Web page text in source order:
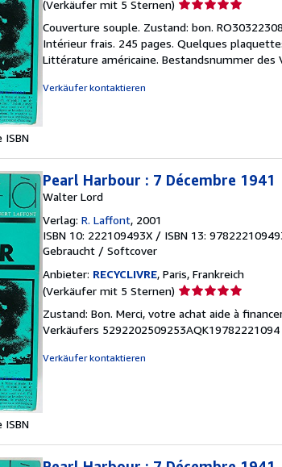
(Verkäufer mit 5 Sternen)
von
5
Sternen
Couverture souple. Zustand: bon.
Intérieur frais. 245 pages. Quelques
Littérature américaine. Bestandsnummer des
Verkäufer kontaktieren
Pearl Harbour : 7 Décembre 1941
Walter Lord
Verlag: R. Laffont, 2001
ISBN 10: 222109493X / ISBN 13:
Gebraucht / Softcover
Anbieter: RECYCLIVRE, Paris, Frankreich
(Verkäufer mit 5 Sternen) Verkäuferbewertung
von
5
Zustand: Bon. Merci, votre achat aide à
Verkäufers 5292202509253AQK19782221094
Verkäufer kontaktieren